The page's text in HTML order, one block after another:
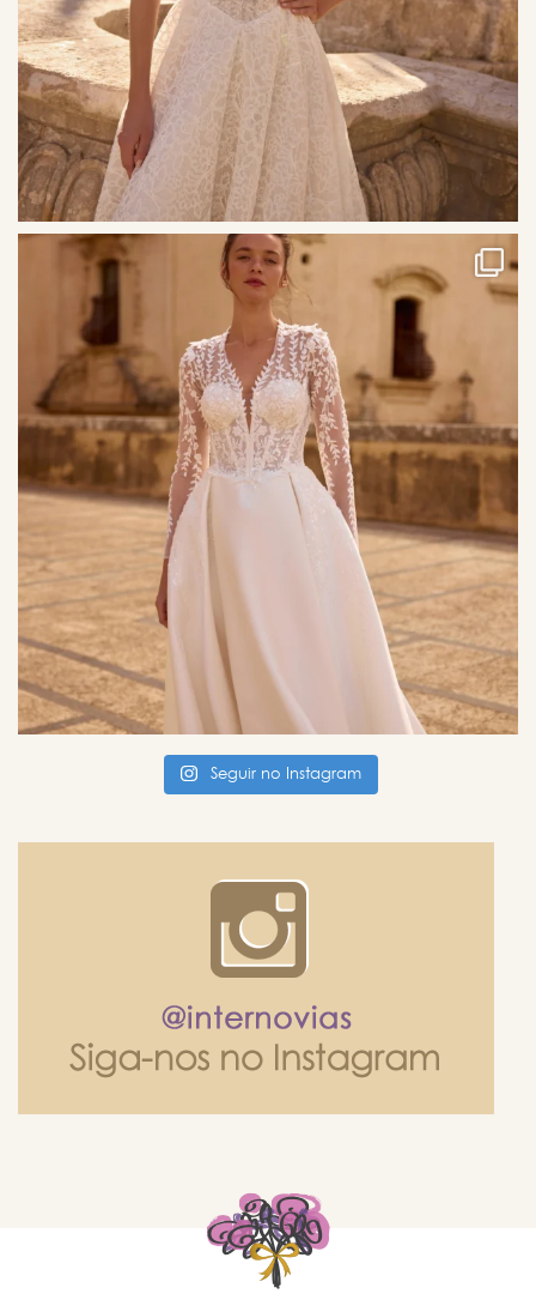
Seguir no Instagram